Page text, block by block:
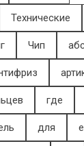
Технические
Чип
где
для